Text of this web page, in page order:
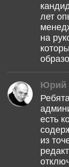
лет
на
Юрий
есть
из